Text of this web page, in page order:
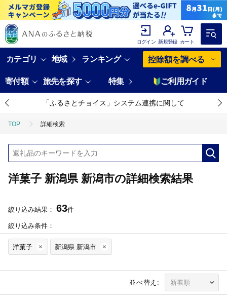
ログイン 新規登録 カート
カテゴリ 地域 ランキング 控除額を調べる
寄付額 旅先を探す 特集 ご利用ガイド
「ふるさとチョイス」システム連携に関して
TOP 詳細検索
洋菓子 新潟県 新潟市の詳細検索結果
絞り込み結果： 63件
絞り込み条件：
洋菓子 新潟県 新潟市
並べ替え: